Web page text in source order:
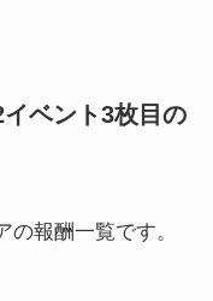
ベント3枚目の
報酬一覧です。